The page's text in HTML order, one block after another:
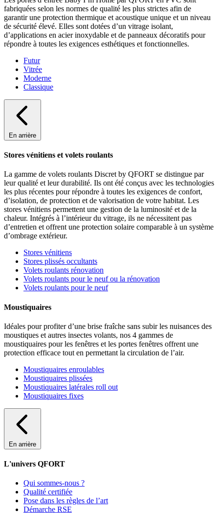
fabriquées selon les normes de qualité les plus strictes afin de
garantir une protection thermique et acoustique unique et un niveau
de sécurité élevé. Elles sont dotées d’un vitrage isolant,
d’applications en acier inoxydable et de panneaux décoratifs pour
répondre à toutes les exigences esthétiques et fonctionnelles.
Futur
Vitrée
Moderne
Classique
En arrière
Stores vénitiens et volets roulants
La gamme de volets roulants Discret by QFORT se distingue par
leur qualité et leur durabilité. Ils ont été conçus avec les technologies
les plus récentes pour répondre à toutes les exigences de confort,
d’isolation, de protection et de valorisation de votre habitat. Les
stores vénitiens permettent une gestion de la luminosité et de la
chaleur. Intégrés à l’intérieur du vitrage, ils ne nécessitent pas
d’entretien et offrent une protection solaire comparable à un système
d’ombrage extérieur.
Stores vénitiens
Stores plissés occultants
Volets roulants rénovation
Volets roulants pour le neuf ou la rénovation
Volets roulants pour le neuf
Moustiquaires
Idéales pour profiter d’une brise fraîche sans subir les nuisances des
moustiques et autres insectes volants, nos 4 gammes de
moustiquaires pour les fenêtres et les portes fenêtres offrent une
protection efficace tout en permettant la circulation de l’air.
Moustiquaires enroulables
Moustiquaires plissées
Moustiquaires latérales roll out
Moustiquaires fixes
En arrière
L'univers QFORT
Qui sommes-nous ?
Qualité certifiée
Pose dans les règles de l’art
Démarche RSE